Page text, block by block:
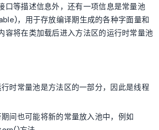
口等描述信息外，还有一项信息是常量池
，用于存放编译期生成的各种字面量和
容将在类加载后进入方法区的运行时常量池
行时常量池是方法区的一部分，因此是线程
期间也可能将新的常量放入池中，例如